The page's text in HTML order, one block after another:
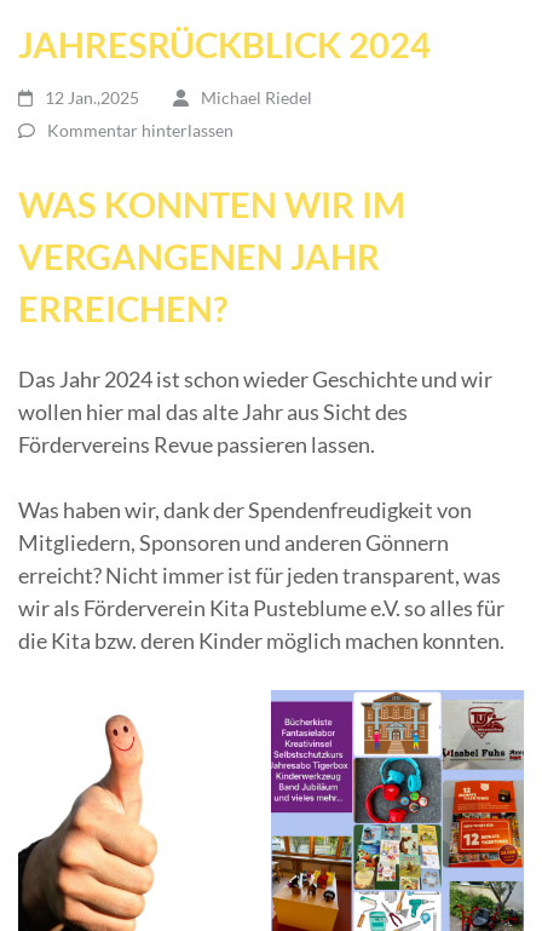
JAHRESRÜCKBLICK 2024
12 Jan.,2025
Michael Riedel
Kommentar hinterlassen
WAS KONNTEN WIR IM
VERGANGENEN JAHR
ERREICHEN?
Das Jahr 2024 ist schon wieder Geschichte und wir
wollen hier mal das alte Jahr aus Sicht des
Fördervereins Revue passieren lassen.
Was haben wir, dank der Spendenfreudigkeit von
Mitgliedern, Sponsoren und anderen Gönnern
erreicht? Nicht immer ist für jeden transparent, was
wir als Förderverein Kita Pusteblume e.V. so alles für
die Kita bzw. deren Kinder möglich machen konnten.